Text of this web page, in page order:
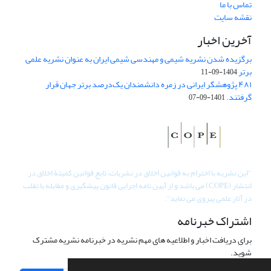
تماس با ما
نقشه سایت
آخرین اخبار
برگزیده شدن نشریه شیمی و مهندسی شیمی ایران به عنوان نشریه علمی
برتر1404-09-11
۴۸۱ پژوهشگر ایرانی در زمره دانشمندان یک‌درصد برتر جهان قرار
گرفتند.1401-09-07
"این نشریه با احترام به قوانین اخلاق در نشریات، تابع قوانین کمیتۀ اخلاق در
انتشار (COPE) می باشد و از آیین نامه اجرایی قانون پیشگیری و مقابله با تقلب
در آثار علمی پیروی می نماید".
اشتراک خبرنامه
برای دریافت اخبار و اطلاعیه های مهم نشریه در خبرنامه نشریه مشترک
شوید.